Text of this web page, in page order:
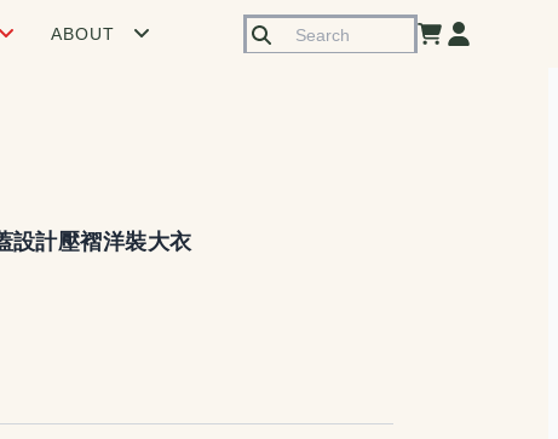
ABOUT
設計壓褶洋裝大衣